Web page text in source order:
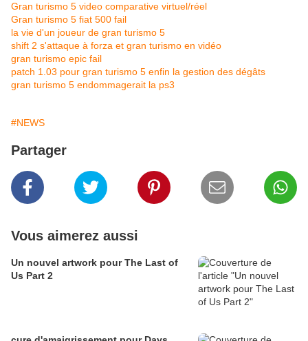
Gran turismo 5 video comparative virtuel/réel
Gran turismo 5 fiat 500 fail
la vie d'un joueur de gran turismo 5
shift 2 s'attaque à forza et gran turismo en vidéo
gran turismo epic fail
patch 1.03 pour gran turismo 5 enfin la gestion des dégâts
gran turismo 5 endommagerait la ps3
#NEWS
Partager
Vous aimerez aussi
Un nouvel artwork pour The Last of
Us Part 2